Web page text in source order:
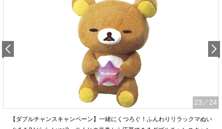
23 ／24
【ダブルチャンスキャンペーン】一緒にくつろぐ！ふんわりリラックマぬい